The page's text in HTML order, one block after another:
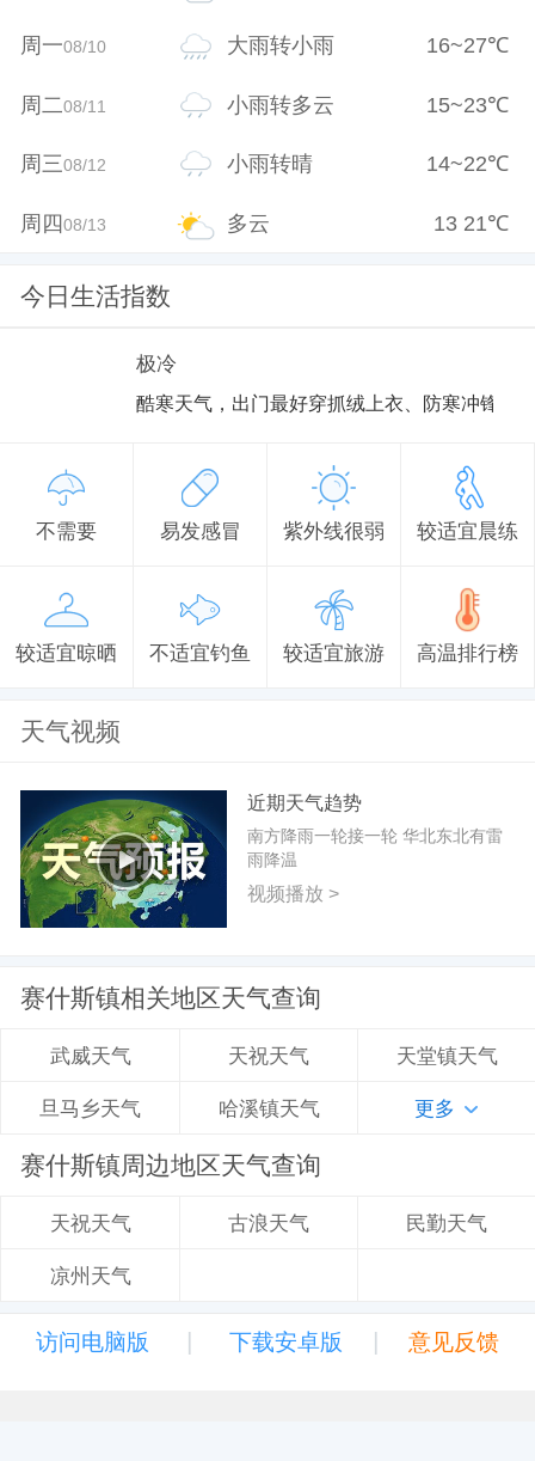
周一08/10 大雨转小雨 16~27℃
周二08/11 小雨转多云 15~23℃
周三08/12 小雨转晴 14~22℃
周四08/13 多云 13 21℃
今日生活指数
极冷
酷寒天气，出门最好穿抓绒上衣、防寒冲锋衣
不需要 易发感冒 紫外线很弱 较适宜晨练
较适宜晾晒 不适宜钓鱼 较适宜旅游 高温排行榜
天气视频
近期天气趋势
南方降雨一轮接一轮 华北东北有雷
雨降温
视频播放 >
赛什斯镇相关地区天气查询
武威天气 天祝天气 天堂镇天气
旦马乡天气 哈溪镇天气 更多
赛什斯镇周边地区天气查询
天祝天气 古浪天气 民勤天气
凉州天气
访问电脑版 | 下载安卓版 | 意见反馈